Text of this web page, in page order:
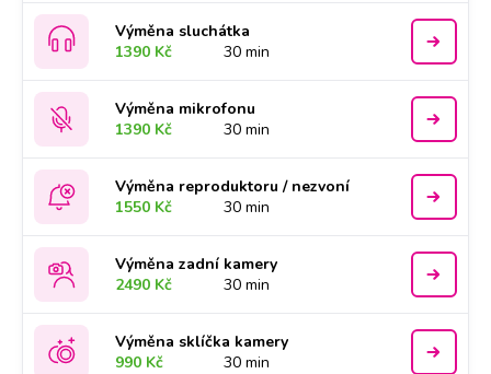
Výměna sluchátka
1390 Kč
30 min
Výměna mikrofonu
1390 Kč
30 min
Výměna reproduktoru / nezvoní
1550 Kč
30 min
Výměna zadní kamery
2490 Kč
30 min
Výměna sklíčka kamery
990 Kč
30 min